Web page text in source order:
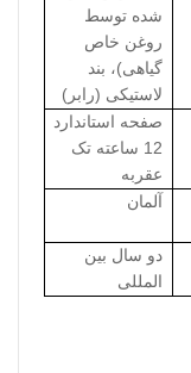
شده توسط
روغن خاص
گیاهی)، بند
لاستیکی (رابر)
صفحه استاندارد
12 ساعته تک
عقربه
آلمان
دو سال بین
المللی